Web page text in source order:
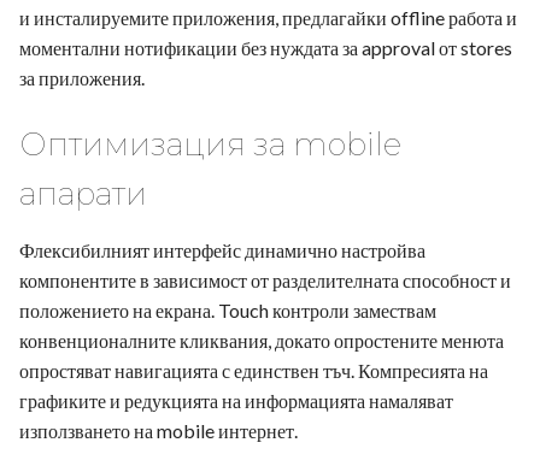
и инсталируемите приложения, предлагайки offline работа и
моментални нотификации без нуждата за approval от stores
за приложения.
Оптимизация за mobile
апарати
Флексибилният интерфейс динамично настройва
компонентите в зависимост от разделителната способност и
положението на екрана. Touch контроли замествам
конвенционалните кликвания, докато опростените менюта
опростяват навигацията с единствен тъч. Компресията на
графиките и редукцията на информацията намаляват
използването на mobile интернет.